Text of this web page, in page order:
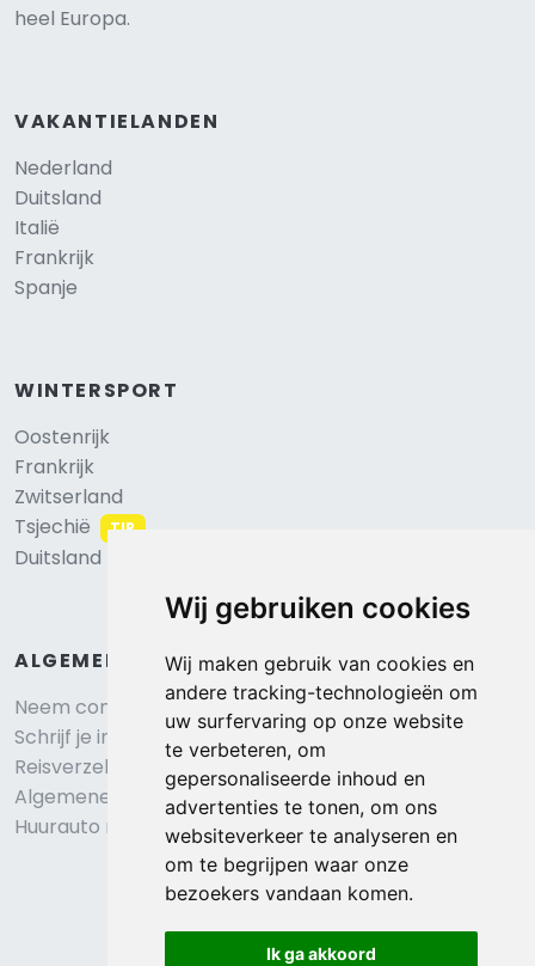
Wij gebruiken cookies
Wij maken gebruik van cookies en
andere tracking-technologieën om
uw surfervaring op onze website
te verbeteren, om
gepersonaliseerde inhoud en
advertenties te tonen, om ons
websiteverkeer te analyseren en
om te begrijpen waar onze
bezoekers vandaan komen.
Ik ga akkoord
heel Europa.
VAKANTIELANDEN
Nederland
Duitsland
Italië
Frankrijk
Spanje
WINTERSPORT
Oostenrijk
Frankrijk
Zwitserland
Tsjechië
TIP
Duitsland
ALGEMEEN
Neem contact op
Schrijf je in voor onze nieuwsbrief
Reisverzekering afsluiten
Algemene voorwaarden
Huurauto reserveren